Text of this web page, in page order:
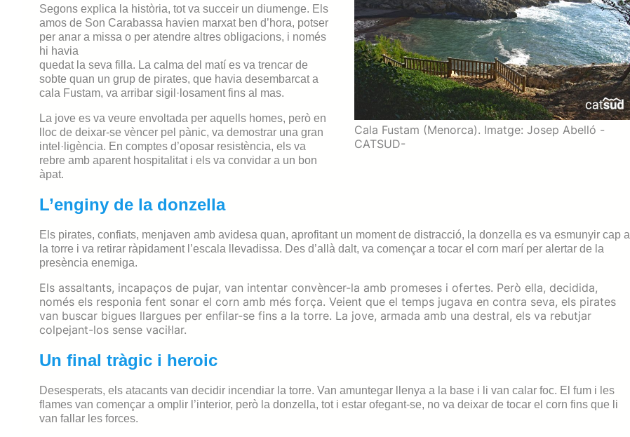
Cala Fustam (Menorca). Imatge: Josep Abelló -
CATSUD-
Segons explica la història, tot va succeir un diumenge. Els
amos de Son Carabassa havien marxat ben d’hora, potser
per anar a missa o per atendre altres obligacions, i només
hi havia
quedat la seva filla. La calma del matí es va trencar de
sobte quan un grup de pirates, que havia desembarcat a
cala Fustam, va arribar sigil·losament fins al mas.
La jove es va veure envoltada per aquells homes, però en
lloc de deixar-se vèncer pel pànic, va demostrar una gran
intel·ligència. En comptes d’oposar resistència, els va
rebre amb aparent hospitalitat i els va convidar a un bon
àpat.
L’enginy de la donzella
Els pirates, confiats, menjaven amb avidesa quan, aprofitant un moment de distracció, la donzella es va esmunyir cap a
la torre i va retirar ràpidament l’escala llevadissa. Des d’allà dalt, va començar a tocar el corn marí per alertar de la
presència enemiga.
Els assaltants, incapaços de pujar, van intentar convèncer-la amb promeses i ofertes. Però ella, decidida,
només els responia fent sonar el corn amb més força. Veient que el temps jugava en contra seva, els pirates
van buscar bigues llargues per enfilar-se fins a la torre. La jove, armada amb una destral, els va rebutjar
colpejant-los sense vacil·lar.
Un final tràgic i heroic
Desesperats, els atacants van decidir incendiar la torre. Van amuntegar llenya a la base i li van calar foc. El fum i les
flames van començar a omplir l’interior, però la donzella, tot i estar ofegant-se, no va deixar de tocar el corn fins que li
van fallar les forces.